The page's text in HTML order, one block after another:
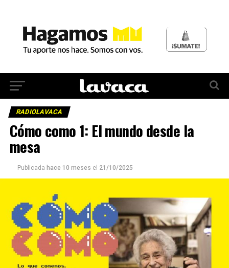
RADIOLAVACA
Cómo como 1: El mundo desde la
mesa
Publicada hace 10 meses el 21/10/2025